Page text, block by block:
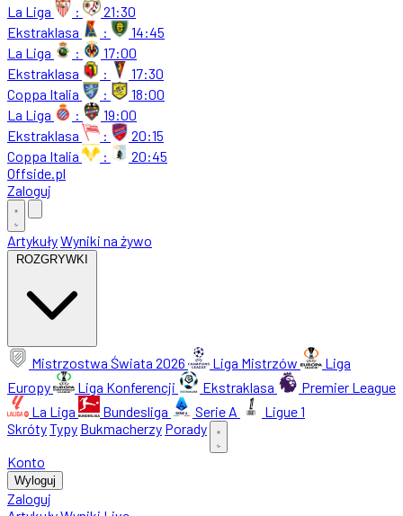
La Liga
:
21:30
Ekstraklasa
:
14:45
La Liga
:
17:00
Ekstraklasa
:
17:30
Coppa Italia
:
18:00
La Liga
:
19:00
Ekstraklasa
:
20:15
Coppa Italia
:
20:45
Offside.pl
Zaloguj
ArtykułyWyniki na żywo
ROZGRYWKI
Mistrzostwa Świata 2026 Liga Mistrzów
Liga
Europy
Liga Konferencji Ekstraklasa
Premier League
La Liga
Bundesliga Serie A
Ligue 1
SkrótyTypy Bukmacherzy Porady
Konto
Wyloguj
Zaloguj